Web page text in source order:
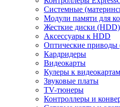
Системные
Модули памяти для
Жесткие диски (HDD)
Аксессуары к HDD
Оптические
Кардридеры
Видеокарты
Кулеры к видеокартам
Звуковые платы
TV-тюнеры
Контроллеры и